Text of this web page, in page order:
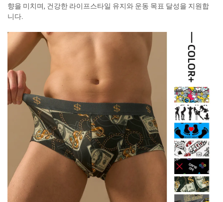
향을 미치며, 건강한 라이프스타일 유지와 운동 목표 달성을 지원합
니다.